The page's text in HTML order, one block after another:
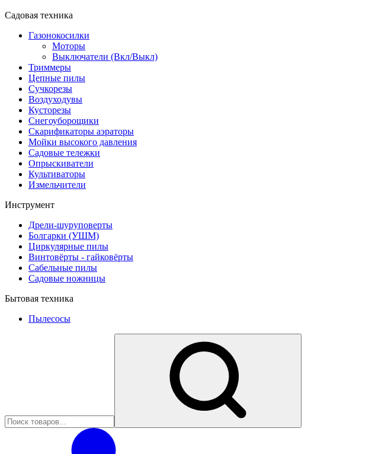
Садовая техника
Газонокосилки
Моторы
Выключатели (Вкл/Выкл)
Триммеры
Цепные пилы
Cучкорезы
Воздуходувы
Кусторезы
Снегоуборощики
Скарификаторы аэраторы
Мойки высокого давления
Садовые тележки
Опрыскиватели
Культиваторы
Измельчители
Инструмент
Дрели-шуруповерты
Болгарки (УШМ)
Циркулярные пилы
Винтовёрты - гайковёрты
Сабельные пилы
Садовые ножницы
Бытовая техника
Пылесосы